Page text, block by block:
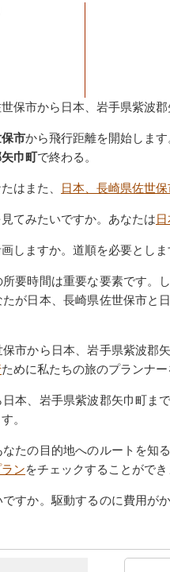
保市から日本、岩手県紫波
市から飛行距離を開始します
巾町で終わる。
はまた、 日本、長崎県佐世
てみたいですか。あなたは
しますか。道順を必要としま
要時間は重要な要素です。
が日本、長崎県佐世保市と
市から日本、岩手県紫波郡
ために私たちの旅のプランナー
本、岩手県紫波郡矢巾町ま
。
たの目的地へのルートを知
ンをチェックすることができ
すか。駆動するのに費用が